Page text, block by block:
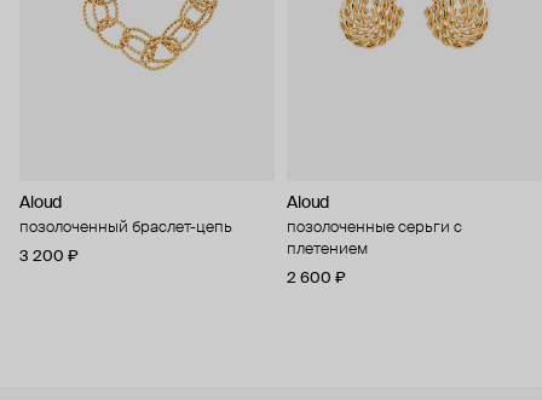
Aloud
позолоченный браслет-цепь
3 200 ₽
Aloud
позолоченные серьги с
плетением
2 600 ₽